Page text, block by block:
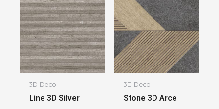
3D Deco
Line 3D Silver
3D Deco
Stone 3D Arce